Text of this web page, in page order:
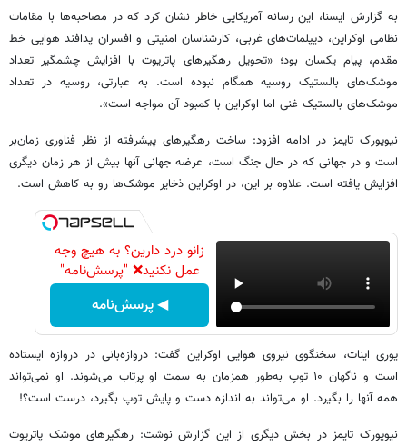
به گزارش ایسنا، این رسانه آمریکایی خاطر نشان کرد که در مصاحبه‌ها با مقامات
نظامی اوکراین، دیپلمات‌های غربی، کارشناسان امنیتی و افسران پدافند هوایی خط
مقدم، پیام یکسان بود؛ «تحویل رهگیرهای پاتریوت با افزایش چشمگیر تعداد
موشک‌های بالستیک روسیه همگام نبوده است. به عبارتی، روسیه در تعداد
موشک‌های بالستیک غنی اما اوکراین با کمبود آن مواجه است».
نیویورک تایمز در ادامه افزود: ساخت رهگیرهای پیشرفته از نظر فناوری زمان‌بر
است و در جهانی که در حال جنگ است، عرضه جهانی آنها بیش از هر زمان دیگری
افزایش یافته است. علاوه بر این، در اوکراین ذخایر موشک‌ها رو به کاهش است.
زانو درد دارین؟ به هیچ وجه
عمل نکنید❌ "پرسش‌نامه"
◀ پرسش‌نامه
یوری اینات، سخنگوی نیروی هوایی اوکراین گفت: دروازه‌بانی در دروازه ایستاده
است و ناگهان ۱۰ توپ به‌طور همزمان به سمت او پرتاب می‌شوند. او نمی‌تواند
همه آنها را بگیرد. او می‌تواند به اندازه دست و پایش توپ بگیرد، درست است؟!
نیویورک تایمز در بخش دیگری از این گزارش نوشت: رهگیرهای موشک پاتریوت